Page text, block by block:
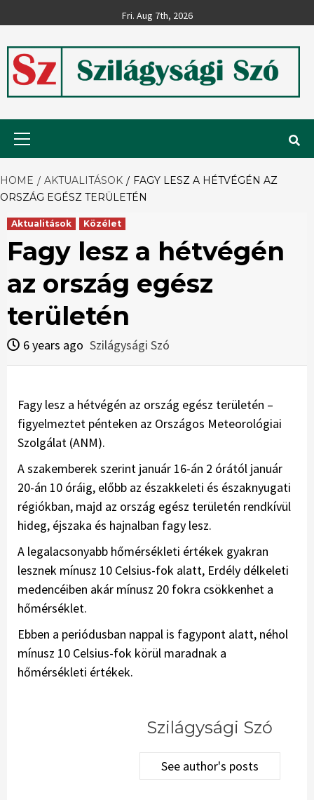
to
Fri. Aug 7th, 2026
Szilágysági
Szó
HOME AKTUALITÁSOK
FAGY LESZ A HÉTVÉGÉN AZ
ORSZÁG EGÉSZ TERÜLETÉN
Aktualitások Közélet
Fagy lesz a hétvégén
az ország egész
területén
6 years ago Szilágysági Szó
Fagy lesz a hétvégén az ország egész területén –
figyelmeztet pénteken az Országos Meteorológiai
Szolgálat (ANM).
A szakemberek szerint január 16-án 2 órától január
20-án 10 óráig, előbb az északkeleti és északnyugati
régiókban, majd az ország egész területén rendkívül
hideg, éjszaka és hajnalban fagy lesz.
A legalacsonyabb hőmérsékleti értékek gyakran
lesznek mínusz 10 Celsius-fok alatt, Erdély délkeleti
medencéiben akár mínusz 20 fokra csökkenhet a
hőmérséklet.
Ebben a periódusban nappal is fagypont alatt, néhol
mínusz 10 Celsius-fok körül maradnak a
hőmérsékleti értékek.
Szilágysági Szó
See author's posts